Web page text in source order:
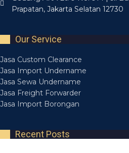
Prapatan, Jakarta Selatan 12730
Our Service
Jasa Custom Clearance
Jasa Import Undername
Jasa Sewa Undername
Jasa Freight Forwarder
Jasa Import Borongan
Recent Posts